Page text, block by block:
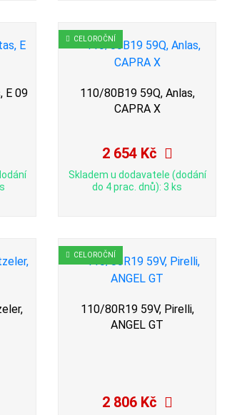
E 09
CELOROČNÍ
110/80B19 59Q, Anlas,
CAPRA X
2 654 Kč
Skladem u dodavatele (dodání
do 4 prac. dnů): 3 ks
CELOROČNÍ
110/80R19 59V, Pirelli,
ANGEL GT
2 806 Kč